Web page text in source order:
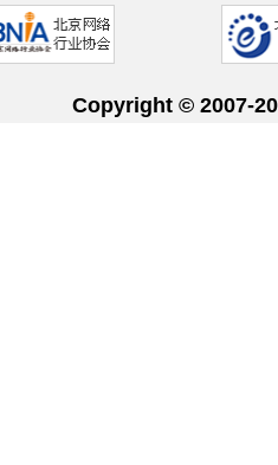
Copyright © 2007-